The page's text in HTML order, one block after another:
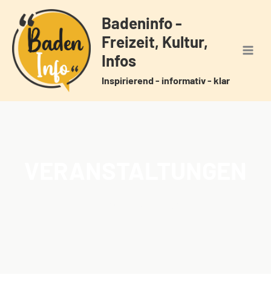
Inhalt
springen
Badeninfo -
Freizeit, Kultur,
Infos
Inspirierend - informativ - klar